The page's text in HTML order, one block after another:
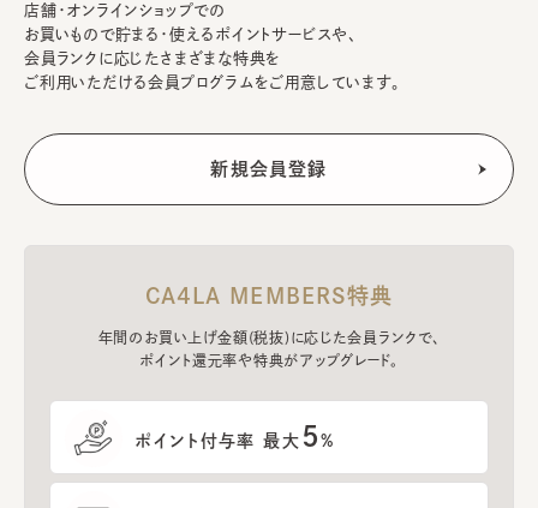
店舗・オンラインショップでの
お買いもので貯まる・使えるポイントサービスや、
会員ランクに応じたさまざまな特典を
ご利用いただける会員プログラムをご用意しています。
CA4LA MEMBERS特典
年間のお買い上げ金額(税抜)に応じた会員ランクで、
ポイント還元率や特典がアップグレード。
ポイント付与率 最大 5%